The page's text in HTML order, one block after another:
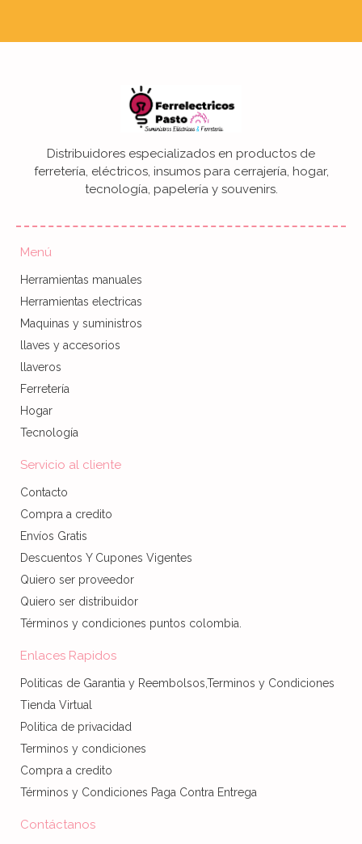
Distribuidores especializados en productos de
ferretería, eléctricos, insumos para cerrajería, hogar,
tecnología, papelería y souvenirs.
Menú
Herramientas manuales
Herramientas electricas
Maquinas y suministros
llaves y accesorios
llaveros
Ferretería
Hogar
Tecnología
Servicio al cliente
Contacto
Compra a credito
Envíos Gratis
Descuentos Y Cupones Vigentes
Quiero ser proveedor
Quiero ser distribuidor
Términos y condiciones puntos colombia.
Enlaces Rapidos
Politicas de Garantia y Reembolsos,Terminos y Condiciones
Tienda Virtual
Politica de privacidad
Terminos y condiciones
Compra a credito
Términos y Condiciones Paga Contra Entrega
Contáctanos